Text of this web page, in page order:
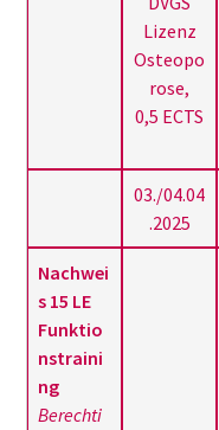
Lizenz
Osteopo
rose,
0,5 ECTS
03./04.04
.2025
Nachwei
s 15 LE
Funktio
nstraini
ng
Berechti